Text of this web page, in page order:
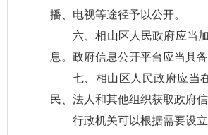
播、电视等途径予以公开。
六、相山区人民政府应当
息。政府信息公开平台应当具
七、相山区人民政府应当
民、法人和其他组织获取政府信
行政机关可以根据需要设